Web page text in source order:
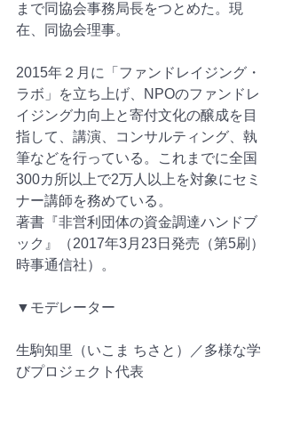
まで同協会事務局長をつとめた。現
在、同協会理事。
2015年２月に「ファンドレイジング・
ラボ」を立ち上げ、NPOのファンドレ
イジング力向上と寄付文化の醸成を目
指して、講演、コンサルティング、執
筆などを行っている。これまでに全国
300カ所以上で2万人以上を対象にセミ
ナー講師を務めている。
著書『非営利団体の資金調達ハンドブ
ック』（2017年3月23日発売（第5刷）
時事通信社）。
▼モデレーター
生駒知里（いこま ちさと）／多様な学
びプロジェクト代表